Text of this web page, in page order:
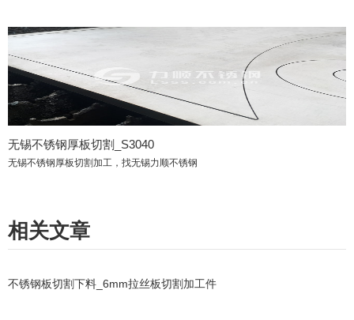
无锡不锈钢厚板切割_S3040
无锡不锈钢厚板切割加工，找无锡力顺不锈钢
相关文章
不锈钢板切割下料_6mm拉丝板切割加工件